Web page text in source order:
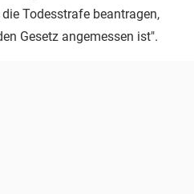
Todesstrafe beantragen,
Gesetz angemessen ist".